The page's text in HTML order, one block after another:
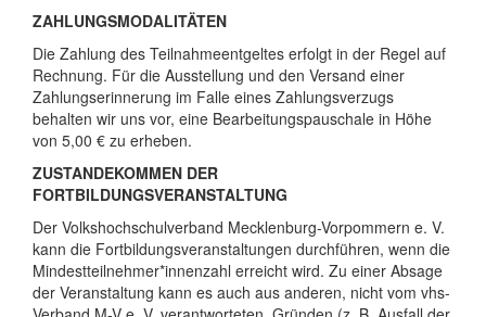
ZAHLUNGSMODALITÄTEN
Die Zahlung des Teilnahmeentgeltes erfolgt in der Regel auf
Rechnung. Für die Ausstellung und den Versand einer
Zahlungserinnerung im Falle eines Zahlungsverzugs
behalten wir uns vor, eine Bearbeitungspauschale in Höhe
von 5,00 € zu erheben.
ZUSTANDEKOMMEN DER
FORTBILDUNGSVERANSTALTUNG
Der Volkshochschulverband Mecklenburg-Vorpommern e. V.
kann die Fortbildungsveranstaltungen durchführen, wenn die
Mindestteilnehmer*innenzahl erreicht wird. Zu einer Absage
der Veranstaltung kann es auch aus anderen, nicht vom vhs-